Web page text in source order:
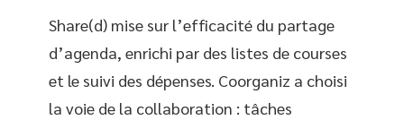
Share(d) mise sur l’efficacité du partage
d’agenda, enrichi par des listes de courses
et le suivi des dépenses. Coorganiz a choisi
la voie de la collaboration : tâches